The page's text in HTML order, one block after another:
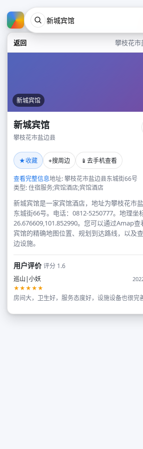
返回 攀枝花市
新城宾馆
新城宾馆
攀枝花市盐边县
★收藏 ⌖搜周边 📱 去手机查看
查看完整信息地址: 攀枝花市盐边县东城街66号
类型: 住宿服务;宾馆酒店;宾馆酒店
新城宾馆是一家宾馆酒店，地址为攀枝花市
东城街66号。电话：0812-5250777。地理坐标
26.676609,101.852990。您可以通过Amap查
宾馆的精确地图位置、规划到达路线，以及
边设施。
用户评价评分 1.6
巡山|小妖
★★★★★
房间大，卫生好，服务态度好，设施设备也很完